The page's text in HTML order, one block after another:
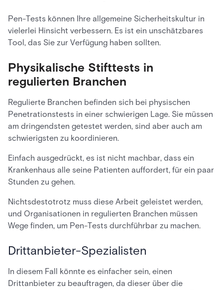
Pen-Tests können Ihre allgemeine Sicherheitskultur in
vielerlei Hinsicht verbessern. Es ist ein unschätzbares
Tool, das Sie zur Verfügung haben sollten.
Physikalische Stifttests in
regulierten Branchen
Regulierte Branchen befinden sich bei physischen
Penetrationstests in einer schwierigen Lage. Sie müssen
am dringendsten getestet werden, sind aber auch am
schwierigsten zu koordinieren.
Einfach ausgedrückt, es ist nicht machbar, dass ein
Krankenhaus alle seine Patienten auffordert, für ein paar
Stunden zu gehen.
Nichtsdestotrotz muss diese Arbeit geleistet werden,
und Organisationen in regulierten Branchen müssen
Wege finden, um Pen-Tests durchführbar zu machen.
Drittanbieter-Spezialisten
In diesem Fall könnte es einfacher sein, einen
Drittanbieter zu beauftragen, da dieser über die